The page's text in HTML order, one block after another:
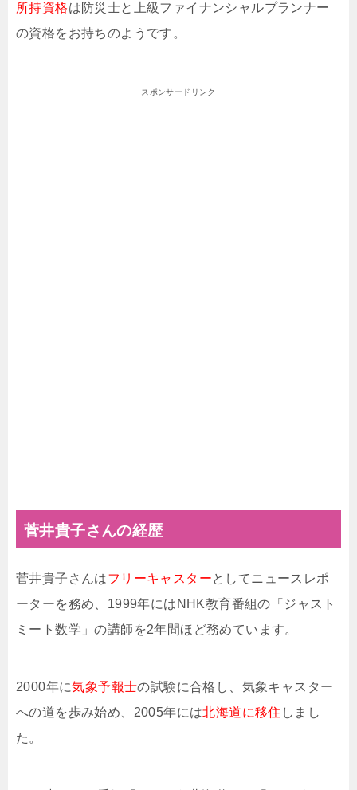
所持資格は防災士と上級ファイナンシャルプランナー
の資格をお持ちのようです。
スポンサードリンク
菅井貴子さんの経歴
菅井貴子さんはフリーキャスターとしてニュースレポ
ーターを務め、1999年にはNHK教育番組の「ジャスト
ミート数学」の講師を2年間ほど務めています。
2000年に気象予報士の試験に合格し、気象キャスター
への道を歩み始め、2005年には北海道に移住 しまし
た。